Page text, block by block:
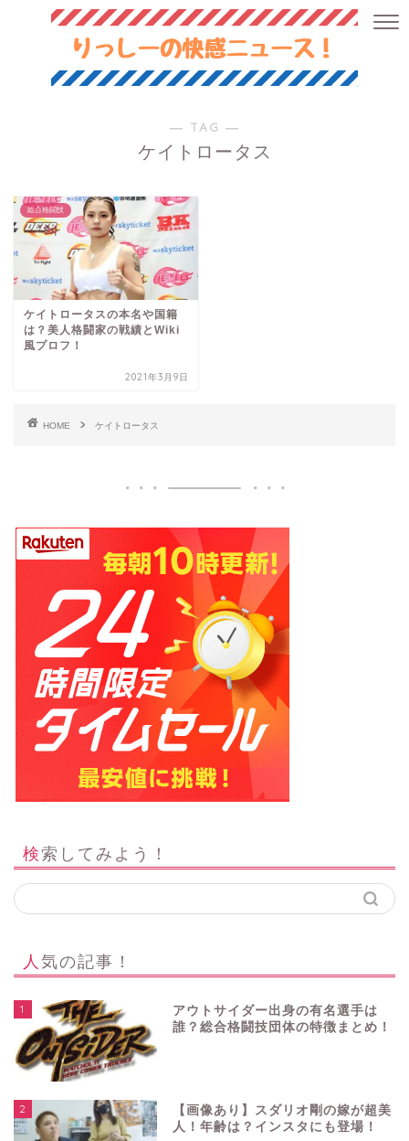
― TAG ―
ケイトロータス
総合格闘技
ケイトロータスの本名や国籍
は？美人格闘家の戦績とWiki
風プロフ！
2021年3月9日
HOME ケイトロータス
検索してみよう！
人気の記事！
1
アウトサイダー出身の有名選手は
誰？総合格闘技団体の特徴まとめ！
2
【画像あり】スダリオ剛の嫁が超美
人！年齢は？インスタにも登場！